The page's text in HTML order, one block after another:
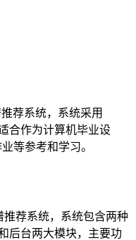
荐系统，系统采用
合作为计算机毕业设
等参考和学习。
推荐系统，系统包含两种
后台两大模块，主要功